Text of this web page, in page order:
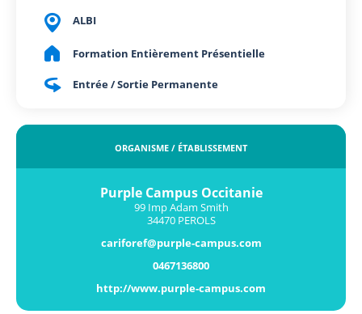
ALBI
Formation Entièrement Présentielle
Entrée / Sortie Permanente
ORGANISME / ÉTABLISSEMENT
Purple Campus Occitanie
99 Imp Adam Smith
34470 PEROLS
cariforef@purple-campus.com
0467136800
http://www.purple-campus.com